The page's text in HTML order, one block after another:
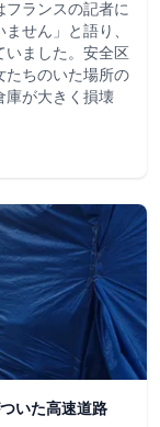
ランスの記者に
せん」と語り、
いました。安全区
たちのいた場所の
庫が大きく損壊
いた高速道路